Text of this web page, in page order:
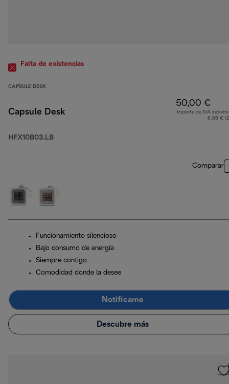
Falta de existencias
CAPSULE DESK
Capsule Desk
HFX10B03.LB
50,00 €
Importe de IVA
8,68 €
Comparar
Funcionamiento silencioso
Bajo consumo de energía
Siempre contigo
Comodidad donde la desee
Notifícame
Descubre más